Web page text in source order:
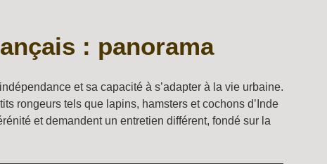
: panorama
et sa capacité à s’adapter à la vie urbaine.
rongeurs tels que lapins, hamsters et cochons d’Inde
et demandent un entretien différent, fondé sur la